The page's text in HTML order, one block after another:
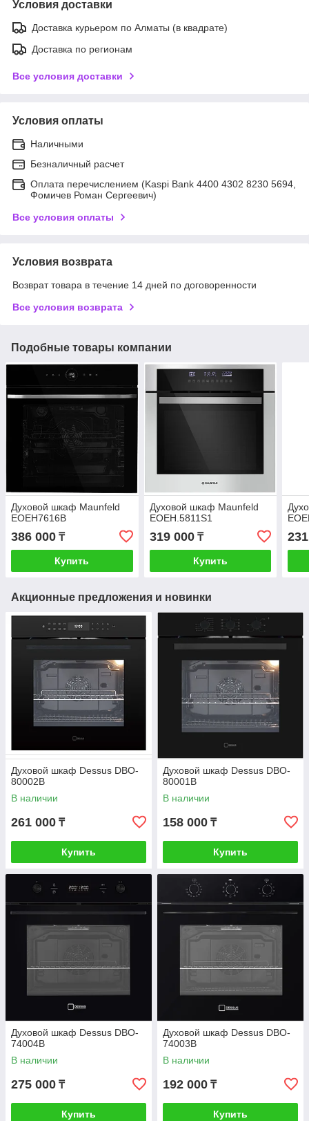
Условия доставки
Доставка курьером по Алматы (в квадрате)
Доставка по регионам
Все условия доставки
Условия оплаты
Наличными
Безналичный расчет
Оплата перечислением (Kaspi Bank 4400 4302 8230 5694,
Фомичев Роман Сергеевич)
Все условия оплаты
Условия возврата
Возврат товара в течение 14 дней по договоренности
Все условия возврата
Подобные товары компании
Духовой шкаф Maunfeld
EOEH7616B
386 000 ₸
Купить
Духовой шкаф Maunfeld
EOEH.5811S1
319 000₸
Купить
Акционные предложения и новинки
Духовой шкаф Dessus DBO-
80002B
В наличии
261 000 ₸
Купить
Духовой шкаф Dessus DBO-
80001B
В наличии
158 000 ₸
Купить
Духовой шкаф Dessus DBO-
74004B
В наличии
275 000 ₸
Купить
Духовой шкаф Dessus DBO-
74003B
В наличии
192 000 ₸
Купить